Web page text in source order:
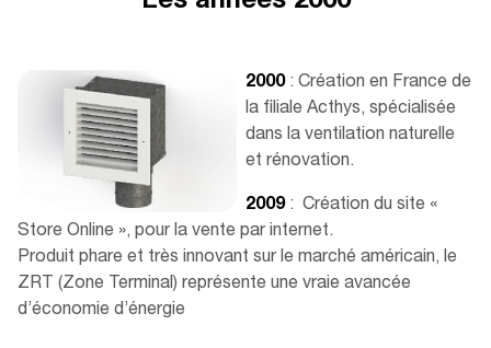
2000 : Création en France de
la filiale Acthys, spécialisée
dans la ventilation naturelle
et rénovation.
2009 : Création du site «
Store Online », pour la vente par internet.
Produit phare et très innovant sur le marché américain, le
ZRT (Zone Terminal) représente une vraie avancée
d’économie d’énergie